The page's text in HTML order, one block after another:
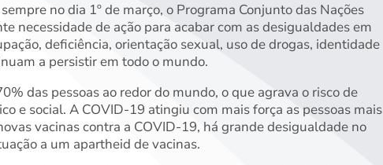
no dia 1º de março, o Programa Conjunto das Nações
necessidade de ação para acabar com as desigualdades em
deficiência, orientação sexual, uso de drogas, identidade
a persistir em todo o mundo.
das pessoas ao redor do mundo, o que agrava o risco de
e social. A COVID-19 atingiu com mais força as pessoas mais
vacinas contra a COVID-19, há grande desigualdade no
a um apartheid de vacinas.